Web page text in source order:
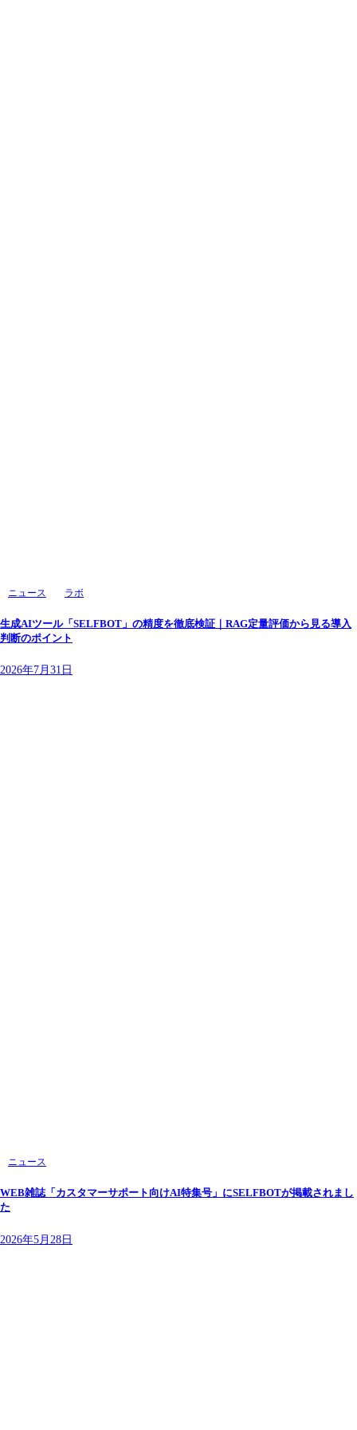
ニュース ラボ
生成AIツール「SELFBOT」の精度を徹底検証｜RAG定量評価から見る導入
判断のポイント
2026年7月31日
ニュース
WEB雑誌「カスタマーサポート向けAI特集号」にSELFBOTが掲載されまし
た
2026年5月28日